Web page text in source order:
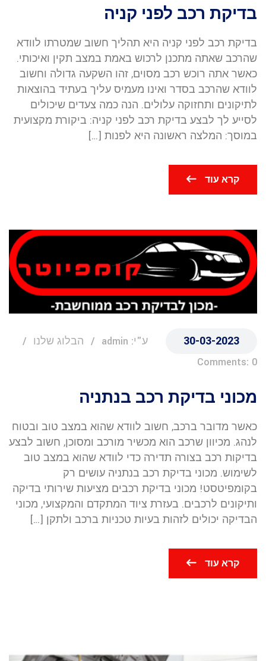
בדיקת רכב לפני קניה
בדיקת רכב לפני קניה היא תהליך חשוב שמטרתו לוודא
שהרכב שאתה מתכנן לרכוש באמת במצב תקין ואיכותי.
כאשר אתה רוכש רכב מסוים, זהו השקעה גדולה וחשוב
לוודא שהרכב בסדר ואינו מעמיס עליך בעתיד בהוצאות
לתיקונים ותחזוקה עלולים. הנה כמה צעדים שיכולים
לסייע לך לבצע בדיקת רכב לפני קניה: ביקורת מקצועית
במוסך: המלצה ראשונה היא לפנות […]
קרא עוד
30-03-2023 ע"י: admin
הבלוג שלנו
Comments: 0
מכוני בדיקת רכב בנתניה
כאשר מדובר ברכב, חשוב לוודא שהוא במצב טוב ובטוח
לנהג. מכיוון שרכב הוא מכשיר מורכב ומסוכן, חשוב לבצע
בדיקות רכב בצורה תדירה כדי לוודא שהוא במצב טוב
לשימוש. מכוני בדיקת רכב בנתניה עושים רק
בקומפיטסט! מכוני בדיקת רכבים מציעות שירותי בדיקה
ותיקונים לרכבים. בעזרת ציוד המתקדם והמקצועי, מכוני
הבדיקה יכולים לזהות בעיות טכניות ברכב ולתקן […]
קרא עוד